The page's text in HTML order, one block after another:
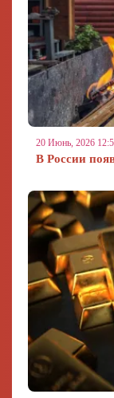
20 Июнь, 2026
В России